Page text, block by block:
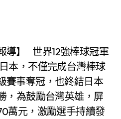
本，不僅完成台灣棒球
賽事奪冠，也終結日本
，為鼓勵台灣英雄，屏
萬元，激勵選手持續發